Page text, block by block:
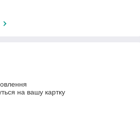
на вашу картку